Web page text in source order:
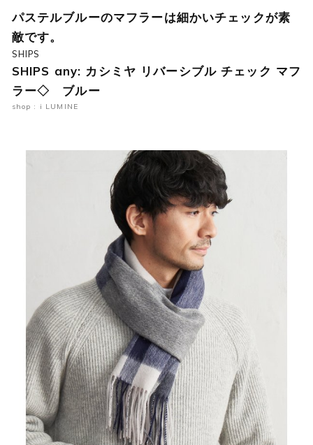
パステルブルーのマフラーは細かいチェックが素
敵です。
SHIPS
SHIPS any: カシミヤ リバーシブル チェック マフ
ラー◇ ブルー
shop : i LUMINE